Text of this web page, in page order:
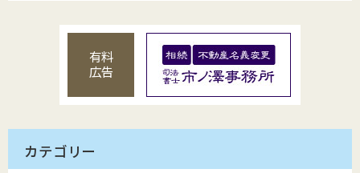
有料
広告
カテゴリー